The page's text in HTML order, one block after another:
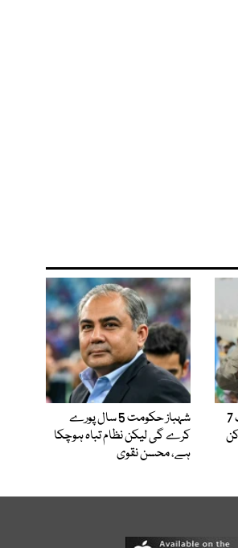
پیٹرولیم لیوی بھتہ کے خلاف 7
شہباز حکومت 5 سال پورے
کرے گی لیکن نظام تباہ ہوچکا
ہے، محسن نقوی